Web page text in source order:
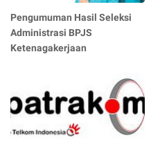
Pengumuman Hasil Seleksi
Administrasi BPJS
Ketenagakerjaan